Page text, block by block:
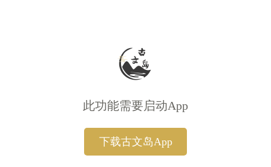
此功能需要启动App
下载古文岛App